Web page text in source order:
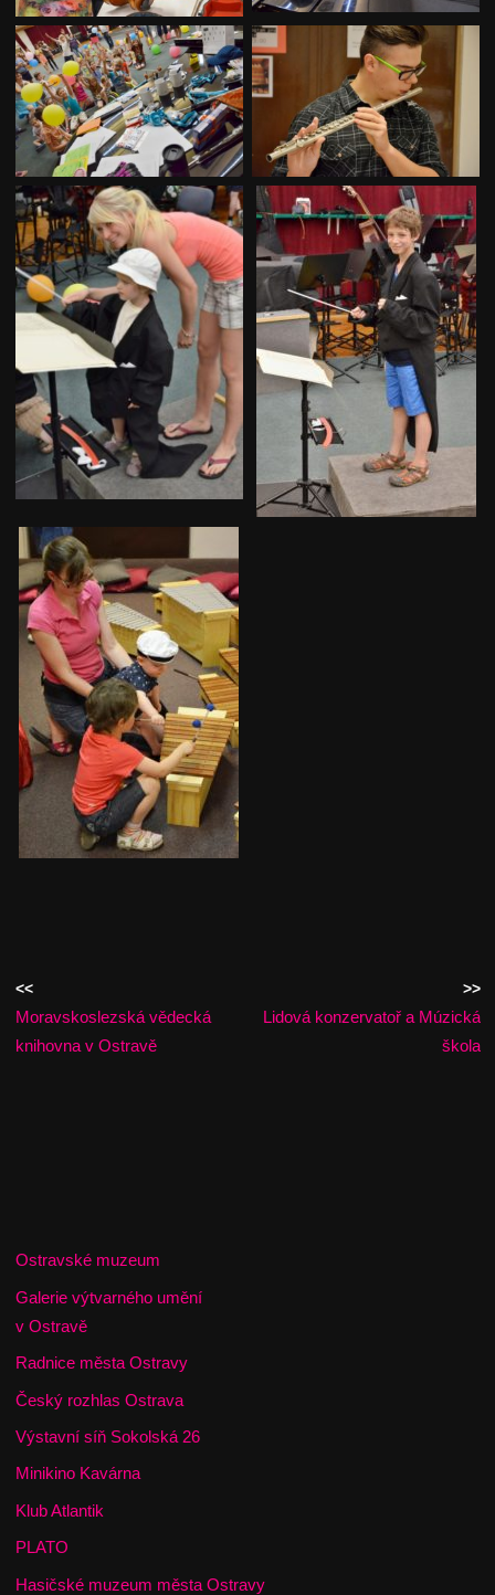
<<
Moravskoslezská vědecká
knihovna v Ostravě
>>
Lidová konzervatoř a Múzická
škola
Ostravské muzeum
Galerie výtvarného umění
v Ostravě
Radnice města Ostravy
Český rozhlas Ostrava
Výstavní síň Sokolská 26
Minikino Kavárna
Klub Atlantik
PLATO
Hasičské muzeum města Ostravy